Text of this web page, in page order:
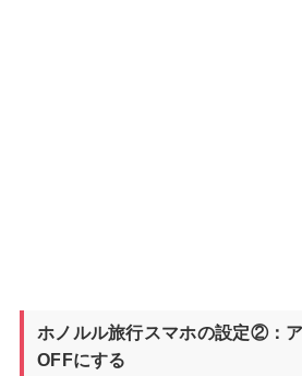
ホノルル旅行スマホの設定②：
OFFにする